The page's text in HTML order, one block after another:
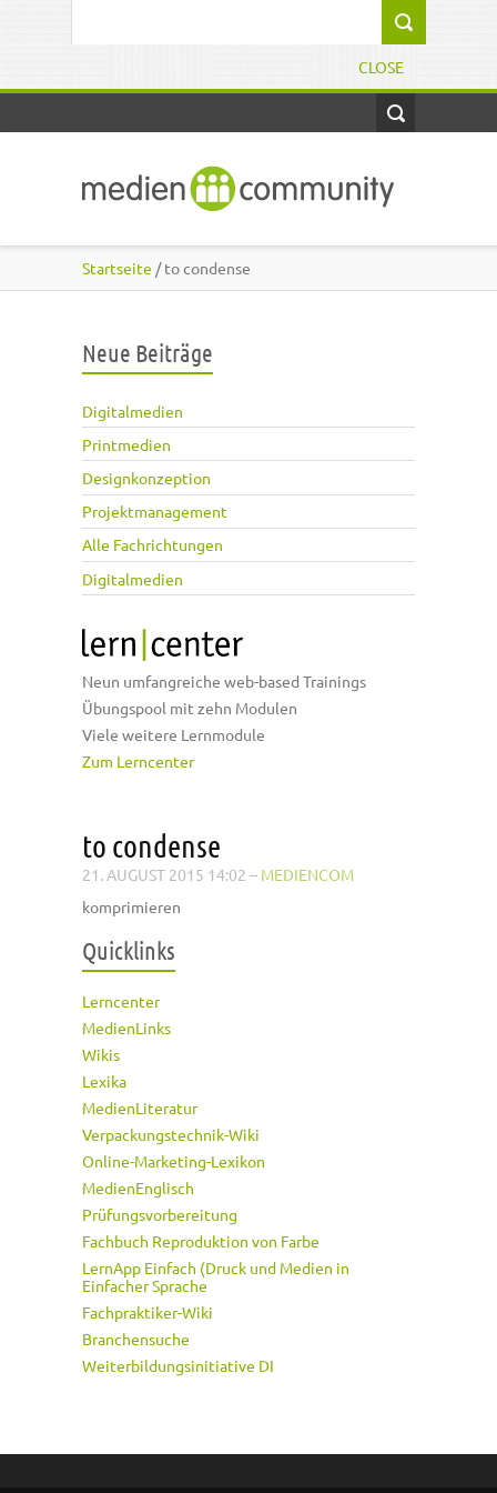
CLOSE
Startseite / to condense
Neue Beiträge
Digitalmedien
Printmedien
Designkonzeption
Projektmanagement
Alle Fachrichtungen
Digitalmedien
Neun umfangreiche web-based Trainings
Übungspool mit zehn Modulen
Viele weitere Lernmodule
Zum Lerncenter
to condense
21. AUGUST 2015 14:02 – MEDIENCOM
komprimieren
Quicklinks
Lerncenter
MedienLinks
Wikis
Lexika
MedienLiteratur
Verpackungstechnik-Wiki
Online-Marketing-Lexikon
MedienEnglisch
Prüfungsvorbereitung
Fachbuch Reproduktion von Farbe
LernApp Einfach (Druck und Medien in
Einfacher Sprache
Fachpraktiker-Wiki
Branchensuche
Weiterbildungsinitiative DI